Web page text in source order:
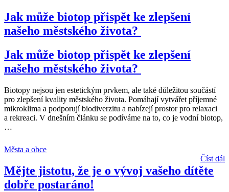
Jak může biotop přispět ke zlepšení
našeho městského života?
Jak může biotop přispět ke zlepšení
našeho městského života?
Biotopy nejsou jen estetickým prvkem, ale také důležitou součástí
pro zlepšení kvality městského života. Pomáhají vytvářet příjemné
mikroklima a podporují biodiverzitu a nabízejí prostor pro relaxaci
a rekreaci. V dnešním článku se podíváme na to, co je vodní biotop,
…
Města a obce
Číst dál
Mějte jistotu, že je o vývoj vašeho dítěte
dobře postaráno!